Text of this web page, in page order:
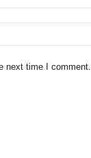
next time I comment.